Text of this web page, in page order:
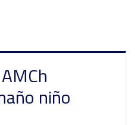
niño